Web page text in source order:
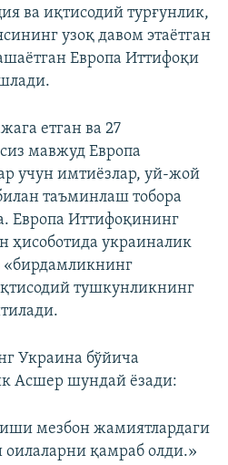
ва иқтисодий турғунлик,
узоқ давом этаётган
Европа Иттифоқи
етган ва 27
мавжуд Европа
учун имтиёзлар, уй-жой
таъминлаш тобора
Европа Иттифоқининг
ҳисоботида украиналик
«бирдамликнинг
тушкунликнинг
Украина бўйича
Асшер шундай ёзади:
мезбон жамиятлардаги
оилаларни қамраб олди.»